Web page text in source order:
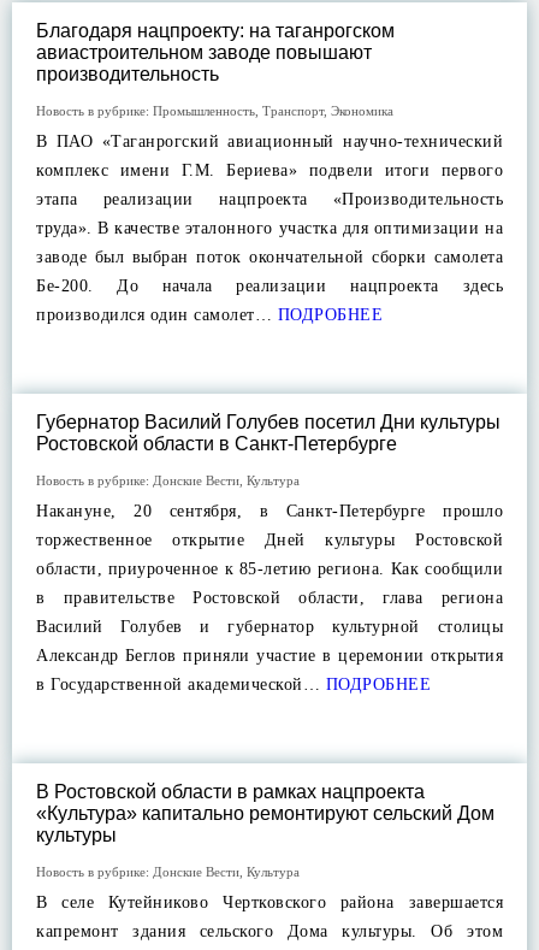
Благодаря нацпроекту: на таганрогском
авиастроительном заводе повышают
производительность
Новость в рубрике: Промышленность Транспорт, Экономика
В ПАО «Таганрогский авиационный научно-технический
комплекс имени Г.М. Бериева» подвели итоги первого
этапа реализации нацпроекта «Производительность
труда». В качестве эталонного участка для оптимизации на
заводе был выбран поток окончательной сборки самолета
Бе-200. До начала реализации нацпроекта здесь
производился один самолет… ПОДРОБНЕЕ
Губернатор Василий Голубев посетил Дни культуры
Ростовской области в Санкт-Петербурге
Новость в рубрике: Донские Вести Культура
Накануне, 20 сентября, в Санкт-Петербурге прошло
торжественное открытие Дней культуры Ростовской
области, приуроченное к 85-летию региона. Как сообщили
в правительстве Ростовской области, глава региона
Василий Голубев и губернатор культурной столицы
Александр Беглов приняли участие в церемонии открытия
в Государственной академической… ПОДРОБНЕЕ
В Ростовской области в рамках нацпроекта
«Культура» капитально ремонтируют сельский Дом
культуры
Новость в рубрике: Донские Вести Культура
В селе Кутейниково Чертковского района завершается
капремонт здания сельского Дома культуры. Об этом